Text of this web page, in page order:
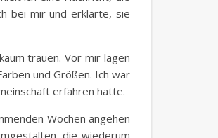
bei mir und erklärte, sie
trauen. Vor mir lagen
und Größen. Ich war
erfahren hatte.
Wochen angehen
die wiederum